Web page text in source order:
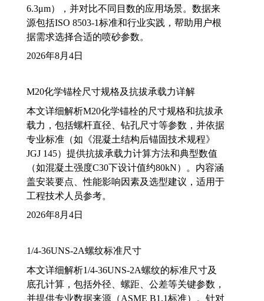
6.3μm），并对比不同目数的应用场景。数据来
源包括ISO 8503-1标准和行业实践，帮助用户根
据需求选择合适的喷砂参数。
2026年8月4日
M20化学锚栓尺寸规格及抗拔承载力详解
本文详细解析M20化学锚栓的尺寸规格和抗拔承
载力，包括螺杆直径、钻孔尺寸等参数，并依据
专业标准（如《混凝土结构后锚固技术规程》
JGJ 145）提供抗拔承载力计算方法和典型数值
（如混凝土强度C30下设计值约80kN）。内容涵
盖安装要点、性能影响因素及选型建议，适用于
工程技术人员参考。
2026年8月4日
1/4-36UNS-2A螺纹标准尺寸
本文详细解析1/4-36UNS-2A螺纹的标准尺寸及
底孔计算，包括外径、螺距、公差等关键参数，
并提供专业数据来源（ASME B1.1标准）。针对